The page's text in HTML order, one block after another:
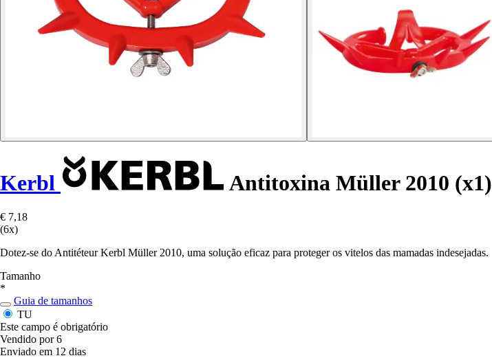
Kerbl Antitoxina Müller 2010 (x1)
€ 7,18
(6x)
Dotez-se do Antitéteur Kerbl Müller 2010, uma solução eficaz para proteger os vitelos das mamadas indesejadas.
Tamanho
*
Guia de tamanhos
TU
Este campo é obrigatório
Vendido por 6
Enviado em 12 dias